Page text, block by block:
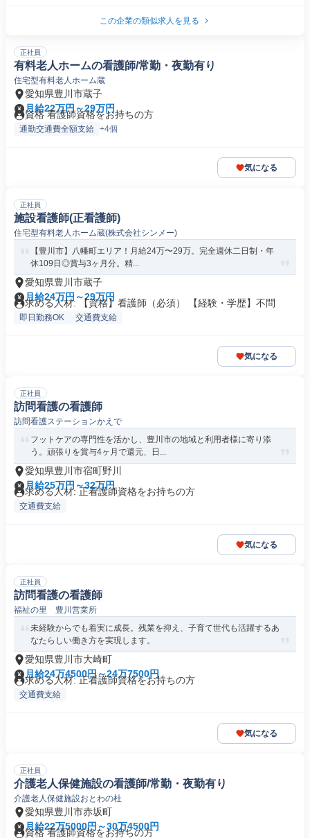
この企業の類似求人を見る
正社員
有料老人ホームの看護師/常勤・夜勤有り
住宅型有料老人ホーム蔵
愛知県豊川市蔵子
月給22万円～29万円
資格 看護師資格をお持ちの方
通勤交通費全額支給 +4個
気になる
正社員
施設看護師(正看護師)
住宅型有料老人ホーム蔵(株式会社シンメー)
【豊川市】八幡町エリア！月給24万〜29万。完全週休二日制・年
休109日◎賞与3ヶ月分。精...
愛知県豊川市蔵子
月給24万円～29万円
求める人材: 【資格】看護師（必須） 【経験・学歴】不問
即日勤務OK 交通費支給
気になる
正社員
訪問看護の看護師
訪問看護ステーションかえで
フットケアの専門性を活かし、豊川市の地域と利用者様に寄り添
う。頑張りを賞与4ヶ月で還元、日...
愛知県豊川市宿町野川
月給25万円～32万円
求める人材: 正看護師資格をお持ちの方
交通費支給
気になる
正社員
訪問看護の看護師
福祉の里 豊川営業所
未経験からでも着実に成長。残業を抑え、子育て世代も活躍するあ
なたらしい働き方を実現します。
愛知県豊川市大崎町
月給24万4500円～24万7500円
求める人材: 正看護師資格をお持ちの方
交通費支給
気になる
正社員
介護老人保健施設の看護師/常勤・夜勤有り
介護老人保健施設おとわの杜
愛知県豊川市赤坂町
月給22万5000円～30万4500円
資格 看護師資格をお持ちの方